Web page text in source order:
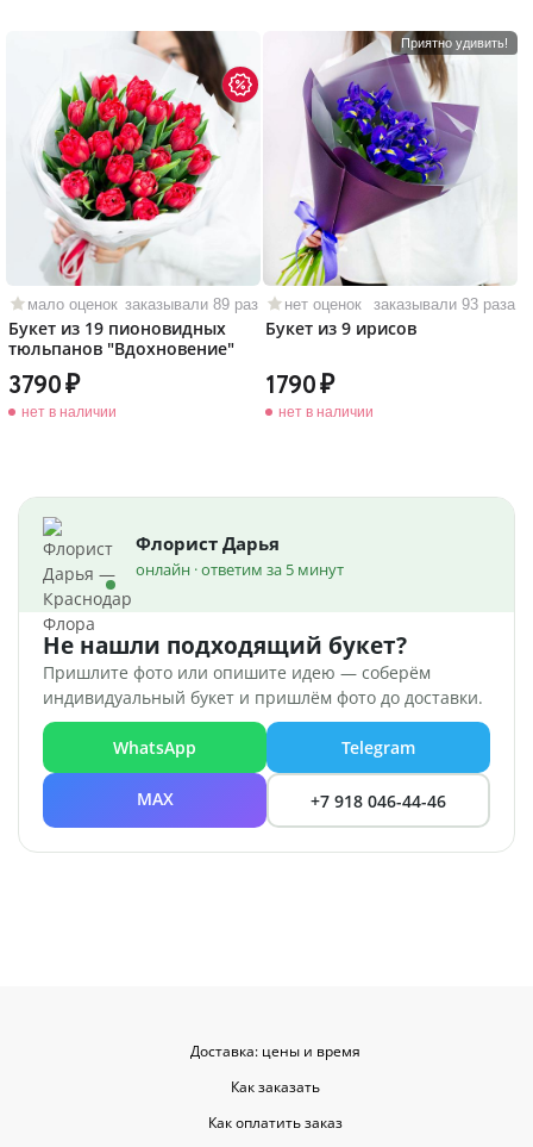
мало оценок заказывали 89 раз
Букет из 19 пионовидных
тюльпанов "Вдохновение"
3790
нет в наличии
Приятно удивить!
нет оценок заказывали 93 раза
Букет из 9 ирисов
1790
нет в наличии
Флорист Дарья
онлайн · ответим за 5 минут
Не нашли подходящий букет?
Пришлите фото или опишите идею — соберём
индивидуальный букет и пришлём фото до доставки.
WhatsApp Telegram
MAX +7 918 046-44-46
Доставка: цены и время
Как заказать
Как оплатить заказ